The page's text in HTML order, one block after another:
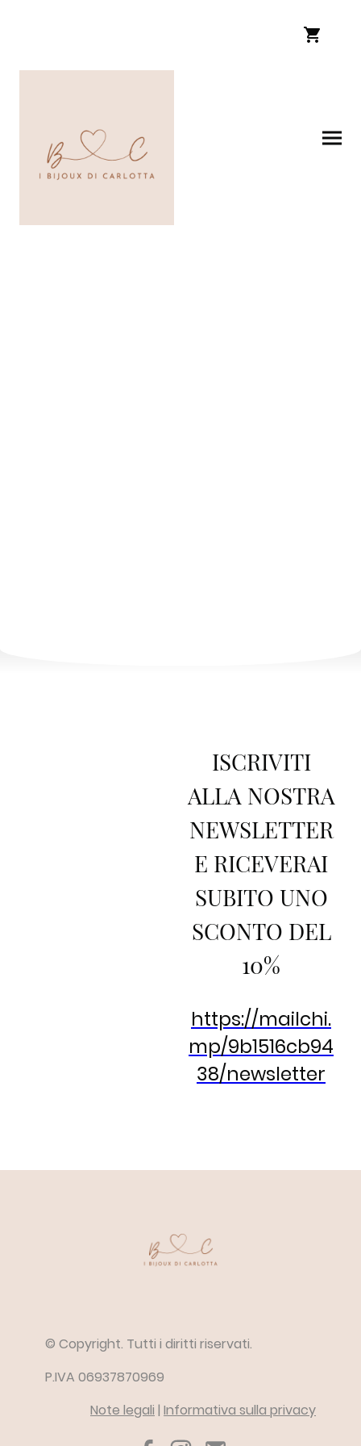
ISCRIVITI
ALLA NOSTRA
NEWSLETTER
E RICEVERAI
SUBITO UNO
SCONTO DEL
10%
https://mailchi.
mp/9b1516cb94
38/newsletter
© Copyright. Tutti i diritti riservati.
P.IVA 06937870969
Note legali | Informativa sulla privacy